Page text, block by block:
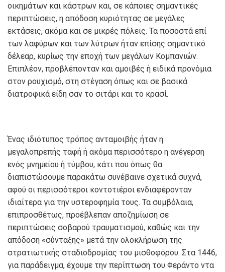
οικημάτων και κάστρων και, σε κάποιες σημαντικές
περιπτώσεις, η απόδοση κυριότητας σε μεγάλες
εκτάσεις, ακόμα και σε μικρές πόλεις. Τα ποσοστά επί
των λαφύρων και των λύτρων ήταν επίσης σημαντικό
δέλεαρ, κυρίως την εποχή των μεγάλων Κομπανιών.
Επιπλέον, προβλέπονταν και αμοιβές ή ειδικά προνόμια
στον ρουχισμό, στη στέγαση όπως και σε βασικά
διατροφικά είδη σαν το σιτάρι και το κρασί.
Ένας ιδιότυπος τρόπος ανταμοιβής ήταν η
μεγαλοπρεπής ταφή ή ακόμα περισσότερο η ανέγερση
ενός μνημείου ή τύμβου, κάτι που όπως θα
διαπιστώσουμε παρακάτω συνέβαινε σχετικά συχνά,
αφού οι περισσότεροι κοντοτιέροι ενδιαφέρονταν
ιδιαίτερα για την υστεροφημία τους. Τα συμβόλαια,
επιπροσθέτως, προέβλεπαν αποζημίωση σε
περιπτώσεις σοβαρού τραυματισμού, καθώς και την
απόδοση «σύνταξης» μετά την ολοκλήρωση της
στρατιωτικής σταδιοδρομίας του μισθοφόρου. Στα 1446,
για παράδειγμα, έχουμε την περίπτωση του Φεράντο ντα